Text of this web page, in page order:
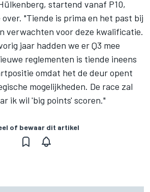
startend vanaf P10,
"Tiende is prima en het past bij
verwachten voor deze kwalificatie.
jaar hadden we er Q3 mee
reglementen is tiende ineens
omdat het de deur opent
mogelijkheden. De race zal
ik wil 'big points' scoren."
of bewaar dit artikel